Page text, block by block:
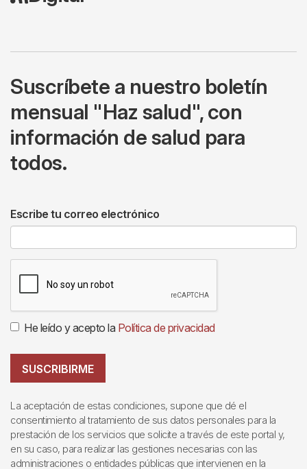
Suscríbete a nuestro boletín
mensual "Haz salud", con
información de salud para
todos.
Escribe tu correo electrónico
He leído y acepto la Política de privacidad
SUSCRIBIRME
La aceptación de estas condiciones, supone que dé el
consentimiento al tratamiento de sus datos personales para la
prestación de los servicios que solicite a través de este portal y,
en su caso, para realizar las gestiones necesarias con las
administraciones o entidades públicas que intervienen en la